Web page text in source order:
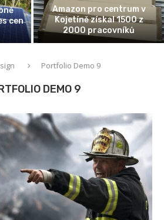
cen
Amazon pro centrum v
Kojetíně získal 1500 z
2000 pracovníků
Portfolio Demo 9
DEMO 9